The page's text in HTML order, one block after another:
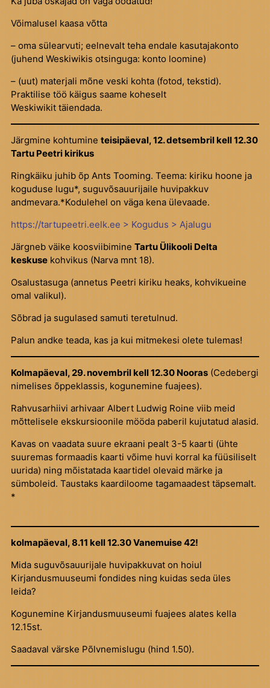
Võimalusel kaasa võtta
– oma sülearvuti; eelnevalt teha endale kasutajakonto
(juhend Weskiwikis otsinguga: konto loomine)
– (uut) materjali mõne veski kohta (fotod, tekstid).
Praktilise töö käigus saame koheselt
Weskiwikit täiendada.
Järgmine kohtumine teisipäeval, 12. detsembril kell 12.30
Tartu Peetri kirikus
Ringkäiku juhib õp Ants Tooming. Teema: kiriku hoone ja
koguduse lugu*, suguvõsauurijaile huvipakkuv
andmevara.*Kodulehel on väga kena ülevaade.
https://tartupeetri.eelk.ee > Kogudus > Ajalugu
Järgneb väike koosviibimine Tartu Ülikooli Delta
keskusekohvikus (Narva mnt 18).
Osalustasuga (annetus Peetri kiriku heaks, kohvikueine
omal valikul).
Sõbrad ja sugulased samuti teretulnud.
Palun andke teada, kas ja kui mitmekesi olete tulemas!
Kolmapäeval, 29. novembril kell 12.30 Nooras(Cedebergi
nimelises õppeklassis, kogunemine fuajees).
Rahvusarhiivi arhivaar Albert Ludwig Roine viib meid
mõttelisele ekskursioonile mööda paberil kujutatud alasid.
Kavas on vaadata suure ekraani pealt 3-5 kaarti (ühte
suuremas formaadis kaarti võime huvi korral ka füüsiliselt
uurida) ning mõistatada kaartidel olevaid märke ja
sümboleid. Taustaks kaardiloome tagamaadest täpsemalt.
*
kolmapäeval, 8.11 kell 12.30 Vanemuise 42!
Mida suguvõsauurijale huvipakkuvat on hoiul
Kirjandusmuuseumi fondides ning kuidas seda üles
leida?
Kogunemine Kirjandusmuuseumi fuajees alates kella
12.15st.
Saadaval värske Põlvnemislugu (hind 1.50).